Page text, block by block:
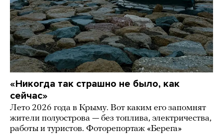
«Никогда так страшно не было, как
сейчас»
Лето 2026 года в Крыму. Вот каким его запомнят
жители полуострова — без топлива, электричества,
работы и туристов. Фоторепортаж «Берега»